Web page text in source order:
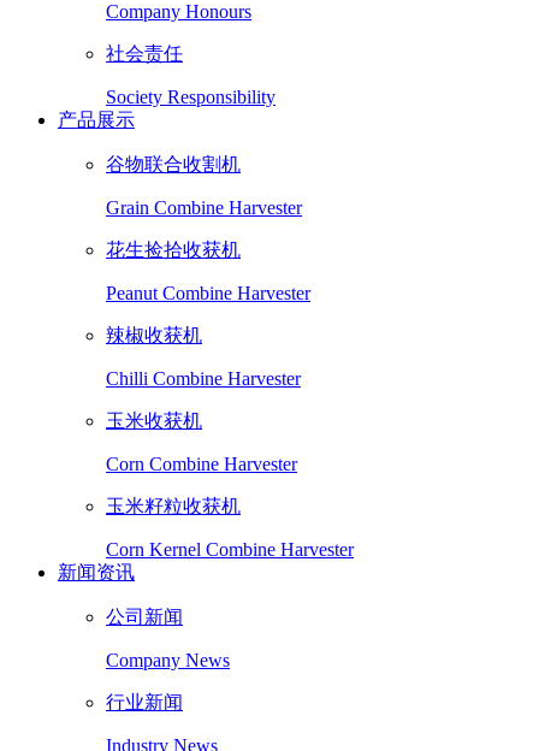
Company Honours
社会责任
Society Responsibility
产品展示
谷物联合收割机
Grain Combine Harvester
花生捡拾收获机
Peanut Combine Harvester
辣椒收获机
Chilli Combine Harvester
玉米收获机
Corn Combine Harvester
玉米籽粒收获机
Corn Kernel Combine Harvester
新闻资讯
公司新闻
Company News
行业新闻
Industry News